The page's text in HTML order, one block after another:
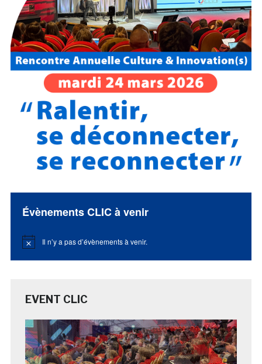
Évènements CLIC à venir
Notice Il n’y a pas d’évènements à venir.
EVENT CLIC